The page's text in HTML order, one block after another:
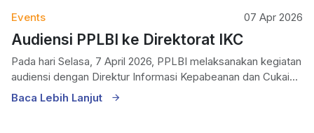
Events 07 Apr 2026
Audiensi PPLBI ke Direktorat IKC
Pada hari Selasa, 7 April 2026, PPLBI melaksanakan kegiatan
audiensi dengan Direktur Informasi Kepabeanan dan Cukai...
Baca Lebih Lanjut